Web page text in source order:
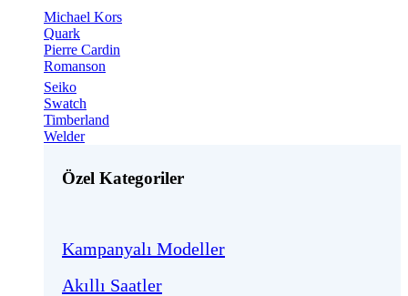
Michael Kors
Quark
Pierre Cardin
Romanson
Seiko
Swatch
Timberland
Welder
Özel Kategoriler
Kampanyalı Modeller
Akıllı Saatler